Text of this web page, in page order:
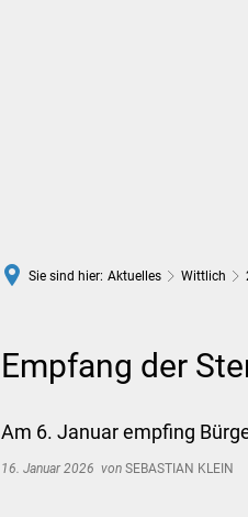
Sie sind hier: Aktuelles Wittlich
Empfang der
Am 6. Januar empfing
16. Januar 2026 von SEBASTIAN KLEIN